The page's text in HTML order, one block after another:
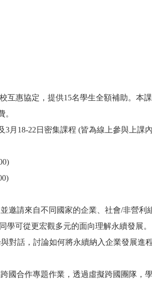
互惠協定，提供15名學生全額補助。本
。
3月18-22日密集課程 (皆為線上參與上課
邀請來自不同國家的企業、社會/非營利
學可從更宏觀多元的面向理解永續發展。
對話，討論如何將永續納入企業發展進
國合作專題作業，透過虛擬跨國團隊，